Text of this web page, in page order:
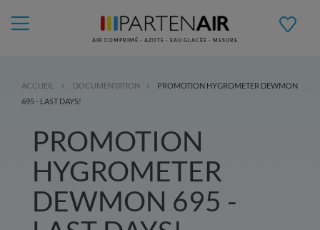
AIR COMPRIMÉ - AZOTE - EAU GLACÉE - MESURE
ACCUEIL DOCUMENTATION
PROMOTION HYGROMETER DEWMON
695 - LAST DAYS!
PROMOTION
HYGROMETER
DEWMON 695 -